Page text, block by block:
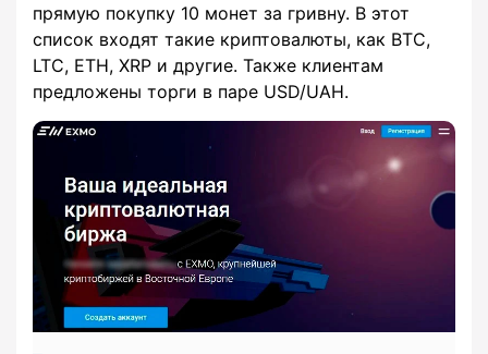
прямую покупку 10 монет за гривну. В этот
список входят такие криптовалюты, как BTC,
LTC, ETH, XRP и другие. Также клиентам
предложены торги в паре USD/UAH.